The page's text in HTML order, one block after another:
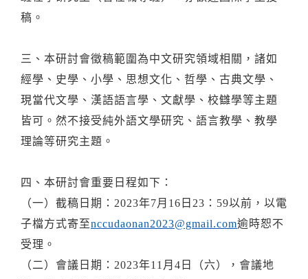
稿。
三、本研討會徵稿範圍為中文研究領域相關，諸如
經學、史學、小學、思想文化、哲學、古典文學、
現當代文學、漢語語言學、文獻學、校讎學等主題
皆可。然不接受純外語文學研究、語言教學、教學
理論等研究主題。
四、本研討會重要日程如下：
（一）截稿日期：2023年7月16日23：59以前，以電
子檔方式寄至nccudaonan2023@gmail.com逾時恕不
受理。
（二）會議日期：2023年11月4日（六），會議地